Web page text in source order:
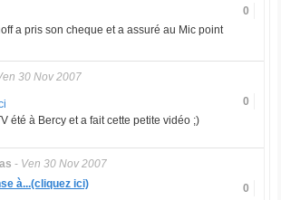
0
a pris son cheque et a assuré au Mic point
30 Nov 2007
0
été à Bercy et a fait cette petite vidéo ;)
- Ven 30 Nov 2007
0
à...(cliquez ici)